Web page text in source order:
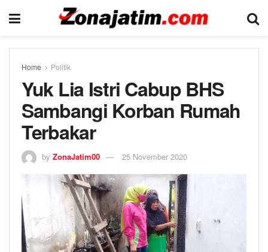
Home Politik
Yuk Lia Istri Cabup BHS
Sambangi Korban Rumah
Terbakar
by ZonaJatim00 25 November 2020